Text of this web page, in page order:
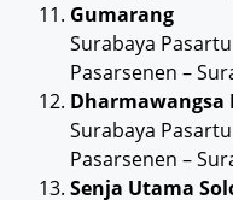
Gumarang
Surabaya
Pasarsenen –
Dharmawangsa
Surabaya
Pasarsenen –
Senja Utama